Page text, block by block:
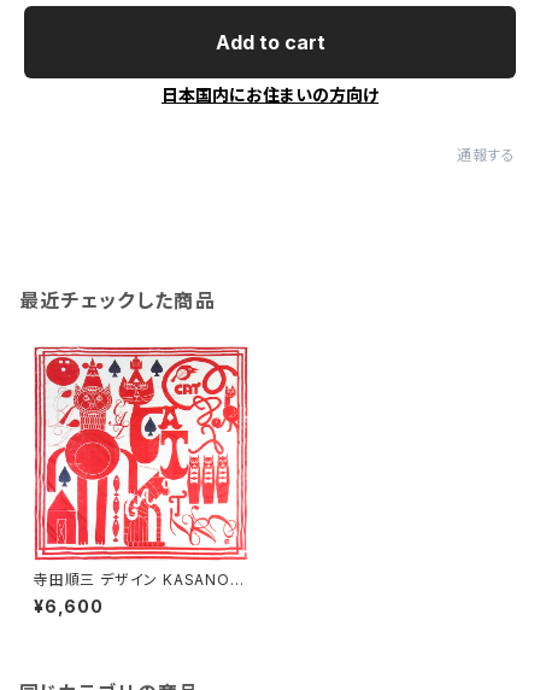
Add to cart
日本国内にお住まいの方向け
通報する
最近チェックした商品
寺田順三 デザイン KASANOW
A-Mine- 風呂敷90cm×90c
m「赤猫」
¥6,600